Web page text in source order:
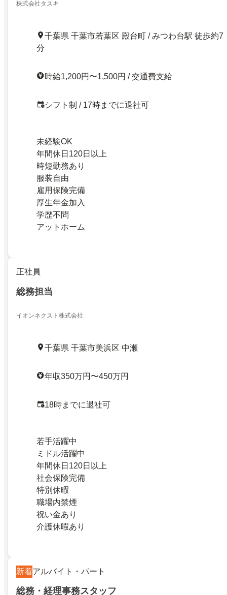
株式会社タスキ
千葉県 千葉市若葉区 殿台町 / みつわ台駅 徒歩約7
分
時給1,200円〜1,500円 / 交通費支給
シフト制 / 17時までに退社可
未経験OK
年間休日120日以上
時短勤務あり
服装自由
雇用保険完備
厚生年金加入
学歴不問
アットホーム
正社員
総務担当
イオンネクスト株式会社
千葉県 千葉市美浜区 中瀬
年収350万円〜450万円
18時までに退社可
若手活躍中
ミドル活躍中
年間休日120日以上
社会保険完備
特別休暇
職場内禁煙
祝い金あり
介護休暇あり
新着アルバイト・パート
総務・経理事務スタッフ